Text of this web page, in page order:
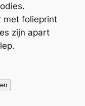
met folieprint
zijn apart